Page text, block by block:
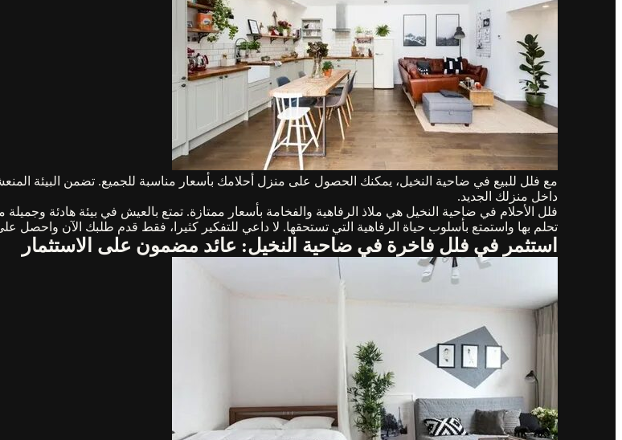
مع فلل للبيع في ضاحية النخيل، يمكنك الحصول على منزل أحلامك بأسعار مناسبة للجميع. تضمن البيئة
داخل منزلك الجديد.
فلل الأحلام في ضاحية النخيل هي ملاذ الرفاهية والفخامة بأسعار ممتازة. تمتع بالعيش في بيئة هادئة
تحلم بها واستمتع بأسلوب حياة الرفاهية التي تستحقها. لا داعي للتفكير كثيرا، فقط قدم طلبك الآن واحصل
استثمر في فلل فاخرة في ضاحية النخيل: عائد مضمون على الاستثمار